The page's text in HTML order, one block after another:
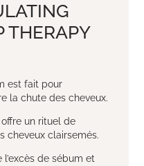
THERAPY
est fait pour
la chute des cheveux.
un rituel de
cheveux clairsemés.
de sébum et